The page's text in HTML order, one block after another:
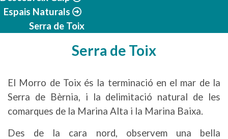
Espais Naturals
Serra de Toix
Serra de Toix
El Morro de Toix és la terminació en el mar de la
Serra de Bèrnia, i la delimitació natural de les
comarques de la Marina Alta i la Marina Baixa.
Des de la cara nord, observem una bella